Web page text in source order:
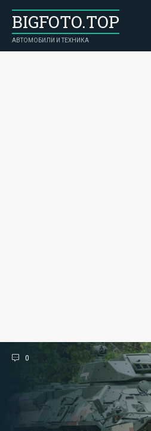
BIGFOTO.TOP
АВТОМОБИЛИ И ТЕХНИКА
0